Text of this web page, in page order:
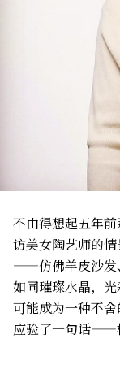
不由得想起五年
访美女陶艺师的
——仿佛羊皮沙发
如同璀璨水晶，
可能成为一种不舍
应验了一句话——